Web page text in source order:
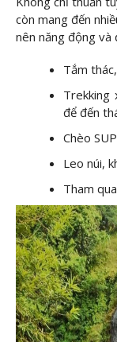
còn mang đến
nên năng động và
Tắm
Trekking
để đến
Chèo
Leo núi,
Tham